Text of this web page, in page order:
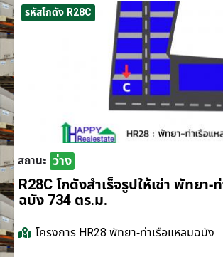
รหัสโกดัง R28C
สถานะ ว่าง
R28C โกดังสำเร็จรูปให้เช่า พัทยา-
ฉบัง 734 ตร.ม.
โครงการ HR28 พัทยา-ท่าเรือแหลมฉบัง